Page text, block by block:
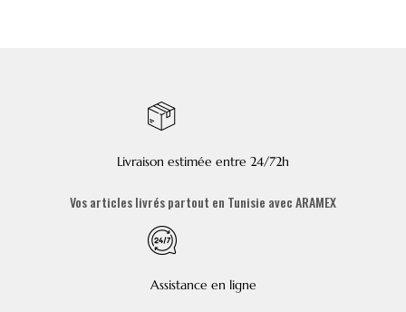
Livraison estimée entre 24/72h
Vos articles livrés partout en Tunisie avec ARAMEX
Assistance en ligne